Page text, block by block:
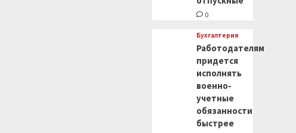
0
Бухгалтерия
Работодателям
придется
исполнять
военно-
учетные
обязанности
быстрее